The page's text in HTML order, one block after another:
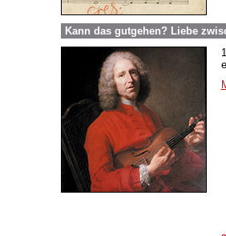
Kann das gutgehen? Liebe